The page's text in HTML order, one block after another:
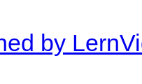
by